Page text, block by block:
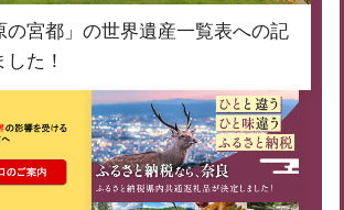
の宮都」の世界遺産一覧表への記
た！